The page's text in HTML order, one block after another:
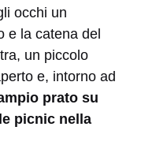
occhi un
e la catena del
un piccolo
e, intorno ad
prato su
picnic nella